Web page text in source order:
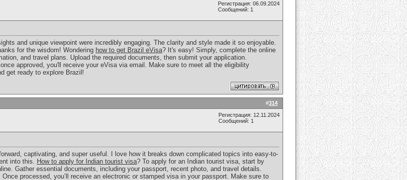
Регистрация: 06.09.2024
Сообщений: 1
and unique viewpoint were incredibly engaging. The clarity and style made it so enjoyable.
for the wisdom! Wondering how to get Brazil eVisa? It's easy! Simply, complete the online
and travel plans. Upload the required documents, then submit your application.
approved, you'll receive your eVisa via email. Make sure to meet all the eligibility
get ready to explore Brazil!
#314
Регистрация: 12.11.2024
Сообщений: 1
captivating, and super useful. I love how it breaks down complicated topics into easy-to-
into this. How to apply for Indian tourist visa? To apply for an Indian tourist visa, start by
Gather essential documents, including your passport, recent photo, and travel details.
processed, you’ll receive an electronic or stamped visa in your passport. Make sure to